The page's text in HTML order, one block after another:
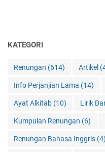
KATEGORI
Renungan (614) Artikel
Info Perjanjian Lama (14)
Ayat Alkitab (10) Lirik
Kumpulan Renungan (6)
Renungan Bahasa Inggris (4)